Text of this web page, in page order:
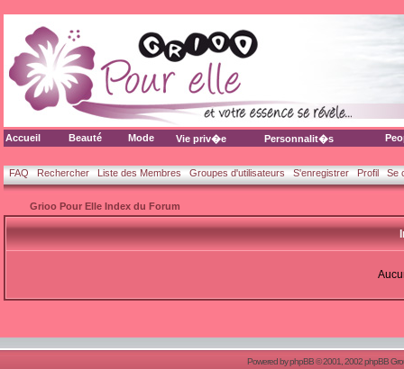
Accueil Beauté Mode Vie priv�e Personnalit�s
FAQ Rechercher Liste des Membres Groupes d'utilisateurs S'enregistrer Profil Se
Grioo Pour Elle Index du Forum
Powered byphpBB© 2001, 2002 phpBB